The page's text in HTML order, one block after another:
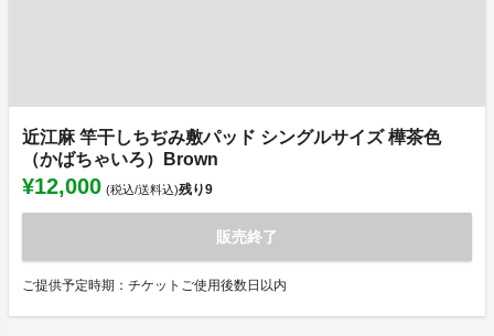
近江麻 竿干しちぢみ敷パッド シングルサイズ 樺茶色
（かばちゃいろ）Brown
¥12,000 (税込/送料込)残り9
販売終了
ご提供予定時期：チケットご使用後数日以内